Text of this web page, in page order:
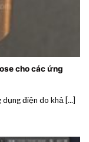
cho các ứng
điện do khả [...]